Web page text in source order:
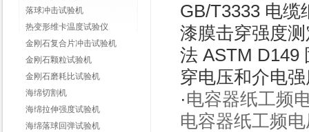
落球冲击试验机
热变形维卡温度试验仪
金刚石复合片冲击试验机
金刚石颗粒试验机
金刚石磨耗比试验机
海绵切割机
海绵拉伸强度试验机
海绵落球回弹试验机
GB/T3333 电缆
漆膜击穿强度
法 ASTM D149
穿电压和介电
·电容器纸工频
电容器纸工频